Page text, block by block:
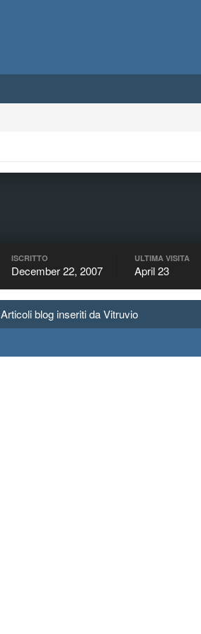
ISCRITTO
December 22, 2007
ULTIMA VISITA
April 23
Articoli blog inseriti da Vitruvio